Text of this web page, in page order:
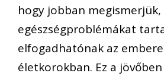
hogy jobban
egészségproblémákat
elfogadhatónak az
életkorokban. Ez a